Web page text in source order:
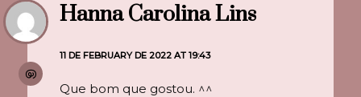
Hanna Carolina Lins
11 DE FEBRUARY DE 2022 AT 19:43
Que bom que gostou. ^^